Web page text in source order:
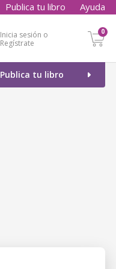
Publica tu libro Ayuda
Inicia sesión o
Regístrate
0
Publica tu libro